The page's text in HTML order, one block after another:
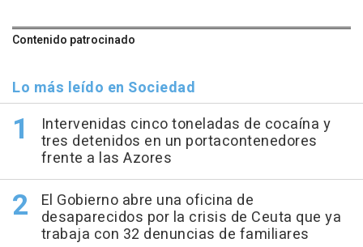
Contenido patrocinado
Lo más leído en Sociedad
Intervenidas cinco toneladas de cocaína y
tres detenidos en un portacontenedores
frente a las Azores
El Gobierno abre una oficina de
desaparecidos por la crisis de Ceuta que ya
trabaja con 32 denuncias de familiares